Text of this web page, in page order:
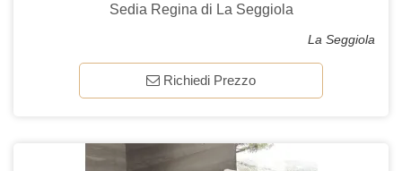
Sedia Regina di La Seggiola
La Seggiola
Richiedi Prezzo